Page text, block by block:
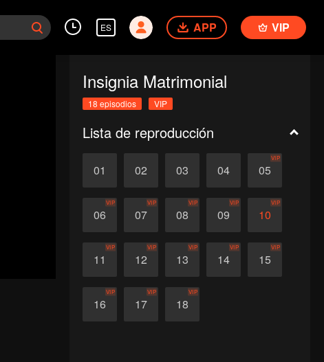
ES APP VIP
Insignia Matrimonial
18 episodios VIP
Lista de reproducción
01 02 03 04 05
VIP
06
VIP
07
VIP
08
VIP
09
VIP
10
VIP
11
VIP
12
VIP
13
VIP
14
VIP
15
VIP
16
VIP
17
VIP
18
VIP